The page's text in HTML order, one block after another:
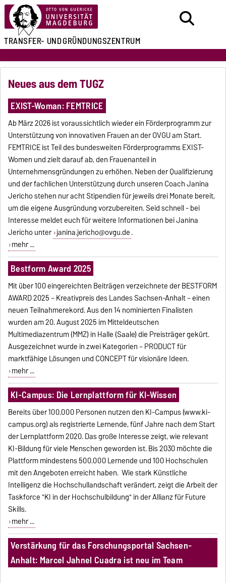
TRANSFER- UNDGRÜNDUNGSZENTRUM
Neues aus dem TUGZ
EXIST-Woman: FEMTRICE
Ab März 2026 ist voraussichtlich wieder ein Förderprogramm zur
Unterstützung von innovativen Frauen an der OVGU am Start.
FEMTRICE ist Teil des bundesweiten Förderprogramms EXIST-
Women und zielt darauf ab, den Frauenanteil in
Unternehmensgründungen zu erhöhen. Neben der Qualifizierung
und der fachlichen Unterstützung durch unseren Coach Janina
Jericho stehen nur acht Stipendien für jeweils drei Monate bereit,
um die eigene Ausgründung vorzubereiten. Seid schnell - bei
Interesse meldet euch für weitere Informationen bei Janina
Jericho unter janina.jericho@ovgu.de.
mehr ...
Bestform Award 2025
Mit über 100 eingereichten Beiträgen verzeichnete der BESTFORM
AWARD 2025 – Kreativpreis des Landes Sachsen-Anhalt – einen
neuen Teilnahmerekord. Aus den 14 nominierten Finalisten
wurden am 20. August 2025 im Mitteldeutschen
Multimediazentrum (MMZ) in Halle (Saale) die Preisträger gekürt.
Ausgezeichnet wurde in zwei Kategorien – PRODUCT für
marktfähige Lösungen und CONCEPT für visionäre Ideen.
mehr ...
KI-Campus: Die Lernplattform für KI-Wissen
Bereits über 100.000 Personen nutzen den KI-Campus (www.ki-
campus.org) als registrierte Lernende, fünf Jahre nach dem Start
der Lernplattform 2020. Das große Interesse zeigt, wie relevant
KI-Bildung für viele Menschen geworden ist. Bis 2030 möchte die
Plattform mindestens 500.000 Lernende und 100 Hochschulen
mit den Angeboten erreicht haben. Wie stark Künstliche
Intelligenz die Hochschullandschaft verändert, zeigt die Arbeit der
Taskforce "KI in der Hochschulbildung" in der Allianz für Future
Skills.
mehr ...
Verstärkung für das Forschungsportal Sachsen-
Anhalt: Marcel Jahnel Cuadra ist neu im Team